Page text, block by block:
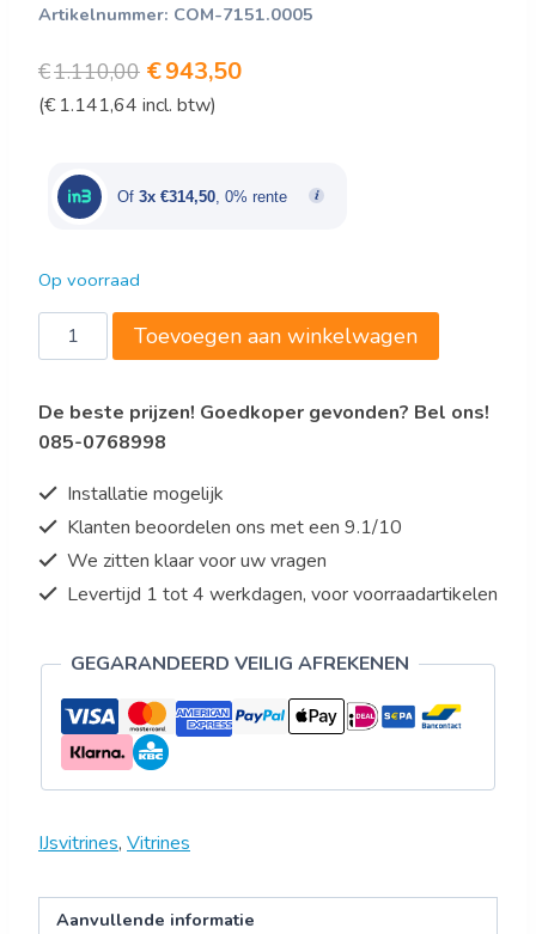
Artikelnummer: COM-7151.0005
€1.110,00 Oorspronkelijke
prijs
€1.110,00.
€943,50Huidige
€943,50.
(€ 1.141,64 incl. btw)
Of 3x €314,50 , 0% rente
Op voorraad
SCHEPIJSVITRINE
CAPRI
LTR
aantal
Toevoegen aan winkelwagen
De beste prijzen! Goedkoper gevonden? Bel ons!
085-0768998
Installatie mogelijk
Klanten beoordelen ons met een 9.1/10
We zitten klaar voor uw vragen
Levertijd 1 tot 4 werkdagen, voor voorraadartikelen
GEGARANDEERD VEILIG AFREKENEN
IJsvitrines, Vitrines
Aanvullende informatie